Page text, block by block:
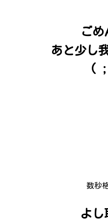
ごめ
あと少し
(
数秒
よし